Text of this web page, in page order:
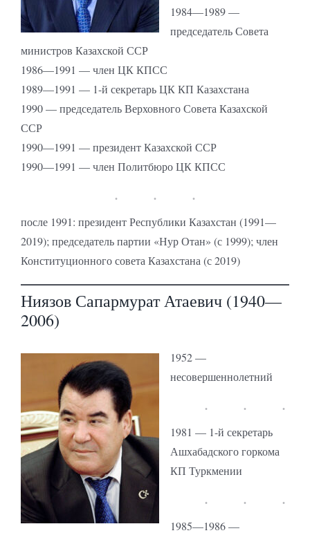
1984—1989 —
председатель Совета
министров Казахской ССР
1986—1991 — член ЦК КПСС
1989—1991 — 1-й секретарь ЦК КП Казахстана
1990 — председатель Верховного Совета Казахской
ССР
1990—1991 — президент Казахской ССР
1990—1991 — член Политбюро ЦК КПСС
после 1991: президент Республики Казахстан (1991—
2019); председатель партии «Нур Отан» (с 1999); член
Конституционного совета Казахстана (с 2019)
Ниязов Сапармурат Атаевич (1940—
2006)
1952 —
несовершеннолетний
1981 — 1-й секретарь
Ашхабадского горкома
КП Туркмении
1985—1986 —